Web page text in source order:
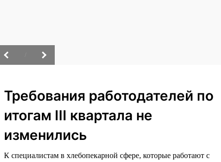
Требования работодателей по
итогам III квартала не
изменились
К специалистам в хлебопекарной сфере, которые работают с